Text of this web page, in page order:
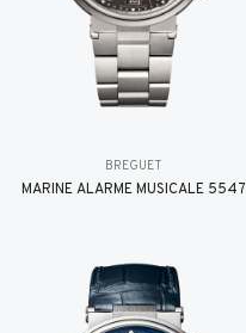
BREGUET
MARINE ALARME MUSICALE 5547